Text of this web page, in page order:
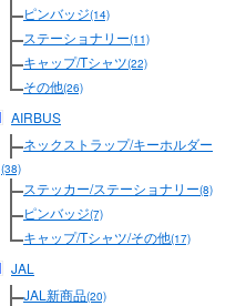
ピンバッジ(14)
ステーショナリー(11)
キャップ/Tシャツ(22)
その他(26)
AIRBUS
ネックストラップ/キーホルダー
(38)
ステッカー/ステーショナリー(8)
ピンバッジ(7)
キャップ/Tシャツ/その他(17)
JAL
JAL新商品(20)